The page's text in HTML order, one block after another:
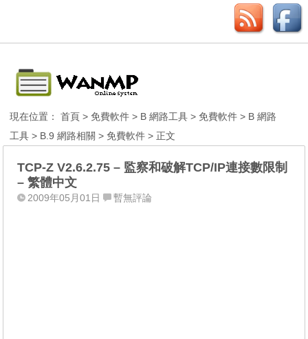
現在位置：首頁 >免費軟件 > B 網路工具 >免費軟件 > B 網路
工具 > B.9 網路相關 >免費軟件 > 正文
TCP-Z V2.6.2.75 – 監察和破解TCP/IP連接數限制
– 繁體中文
2009年05月01日 暫無評論